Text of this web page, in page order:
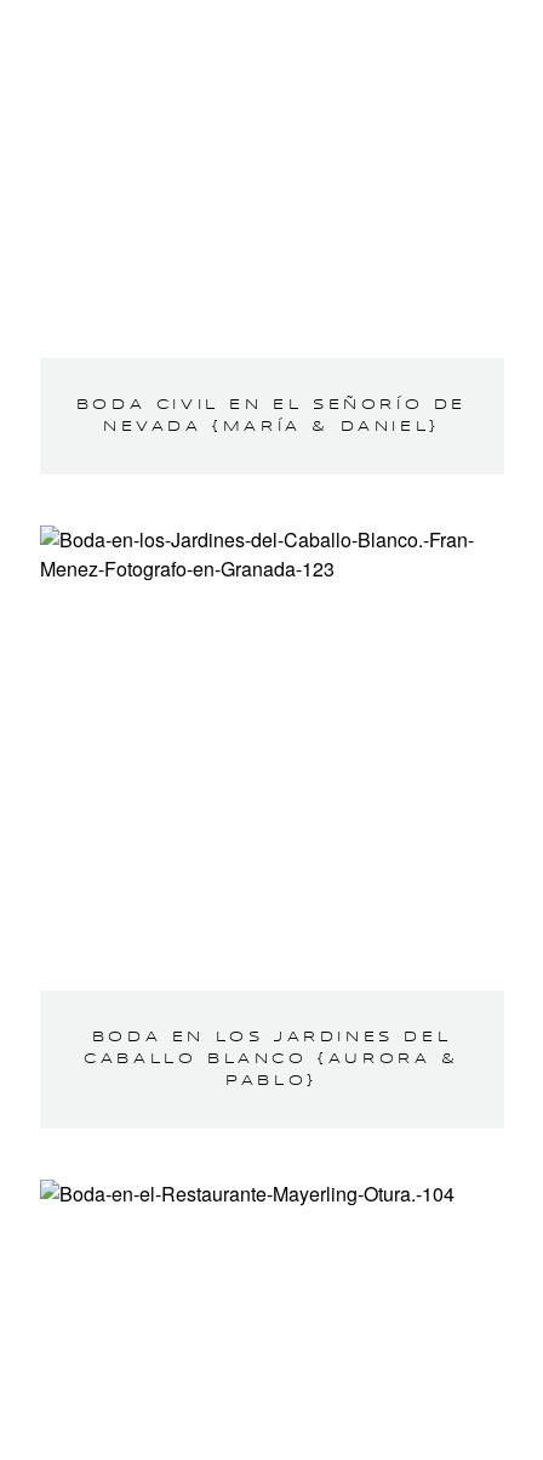
BODA CIVIL EN EL SEÑORÍO DE
NEVADA {MARÍA & DANIEL}
BODA EN LOS JARDINES DEL
CABALLO BLANCO {AURORA &
PABLO}